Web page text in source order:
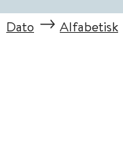
Dato Alfabetisk